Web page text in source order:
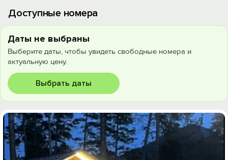
Доступные номера
Даты не выбраны
Выберите даты, чтобы увидеть свободные номера и
актуальную цену.
Выбрать даты